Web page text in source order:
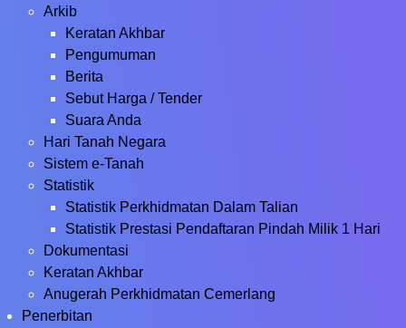
Arkib
Keratan Akhbar
Pengumuman
Berita
Sebut Harga / Tender
Suara Anda
Hari Tanah Negara
Sistem e-Tanah
Statistik
Statistik Perkhidmatan Dalam Talian
Statistik Prestasi Pendaftaran Pindah Milik 1 Hari
Dokumentasi
Keratan Akhbar
Anugerah Perkhidmatan Cemerlang
Penerbitan